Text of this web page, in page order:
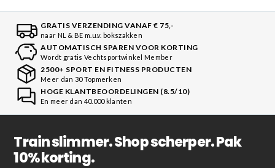
GRATIS VERZENDING VANAF € 75,-
naar NL & BE m.u.v. bokszakken
AUTOMATISCH SPAREN VOOR KORTING
Wordt gratis Vechtsportwinkel Member
2500+ SPORT EN FITNESS PRODUCTEN
Meer dan 30 Topmerken
HOGE KLANTBEOORDELINGEN (8.5/10)
En meer dan 40.000 klanten
Train slimmer. Shop scherper. Pak
10% korting.